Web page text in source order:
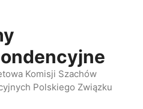
Komisji Szachów
Polskiego Związku